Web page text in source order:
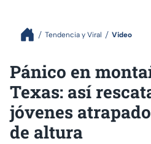
Tendencia y Viral Video
Pánico en
Texas: así
jóvenes
de altura